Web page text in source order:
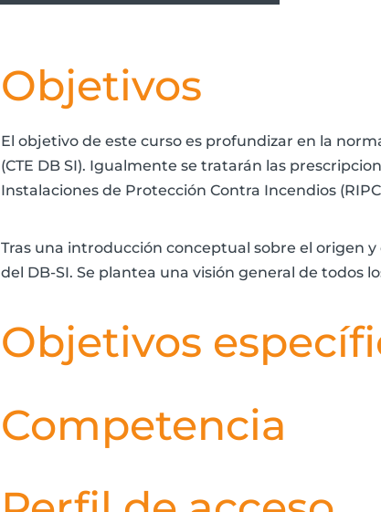
Objetivos
El objetivo de este curso es profundizar en la
(CTE DB SI). Igualmente se tratarán las
Instalaciones de Protección Contra Incendios
Tras una introducción conceptual sobre el origen
del DB-SI. Se plantea una visión general de todos
Objetivos
Competencia